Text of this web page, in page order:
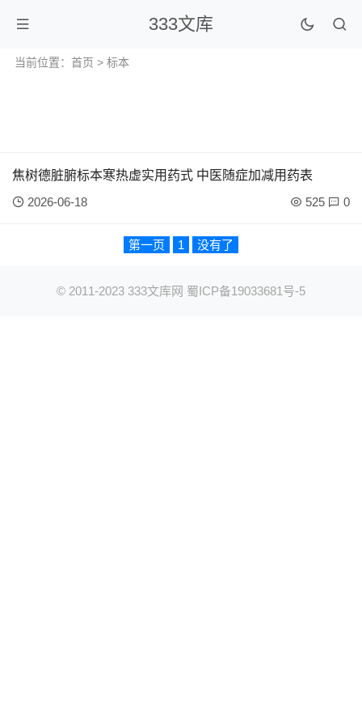
333文库
当前位置： 首页 > 标本
焦树德脏腑标本寒热虚实用药式 中医随症加减用药表
2026-06-18
525 0
第一页 1 没有了
© 2011-2023 333文库网 蜀ICP备19033681号-5